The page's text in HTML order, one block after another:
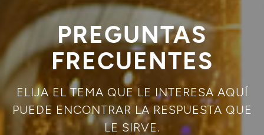
PREGUNTAS
FRECUENTES
ELIJA EL TEMA QUE LE INTERESA AQUÍ
PUEDE ENCONTRAR LA RESPUESTA QUE
LE SIRVE.